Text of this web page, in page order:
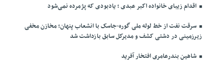
اقدام زیبای خانواده اکبر عبدی ؛ یادبودی که پژمرده نمی‌شود
سرقت نفت از خط لوله ملی گوره-جاسک با انشعاب پنهان؛ مخازن مخفی
زیرزمینی در دشتی کشف و مدیرکل سابق بازداشت شد
شاهین بندرعامری افتخار آفرید